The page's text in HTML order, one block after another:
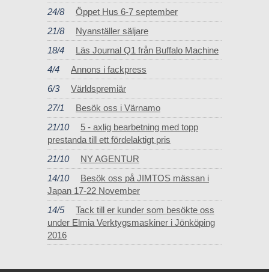
24/8
Öppet Hus 6-7 september
21/8
Nyanställer säljare
18/4
Läs Journal Q1 från Buffalo Machine
4/4
Annons i fackpress
6/3
Världspremiär
27/1
Besök oss i Värnamo
21/10
5 - axlig bearbetning med topp
prestanda till ett fördelaktigt pris
21/10
NY AGENTUR
14/10
Besök oss på JIMTOS mässan i
Japan 17-22 November
14/5
Tack till er kunder som besökte oss
under Elmia Verktygsmaskiner i Jönköping
2016